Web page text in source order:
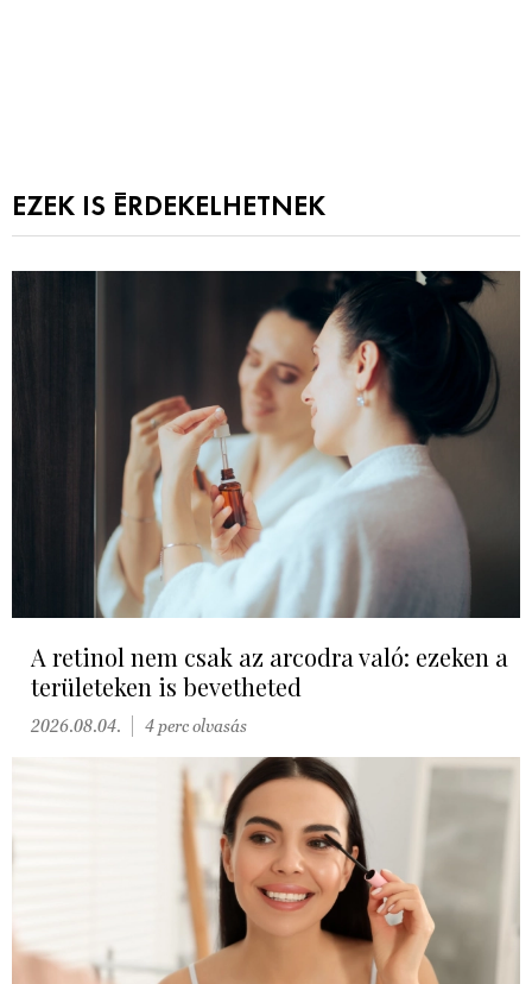
EZEK IS ÉRDEKELHETNEK
A retinol nem csak az arcodra való: ezeken a
területeken is bevetheted
2026.08.04. 4 perc olvasás